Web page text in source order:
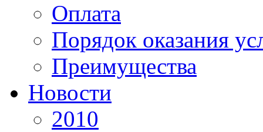
Оплата
Порядок оказания
Преимущества
Новости
2010